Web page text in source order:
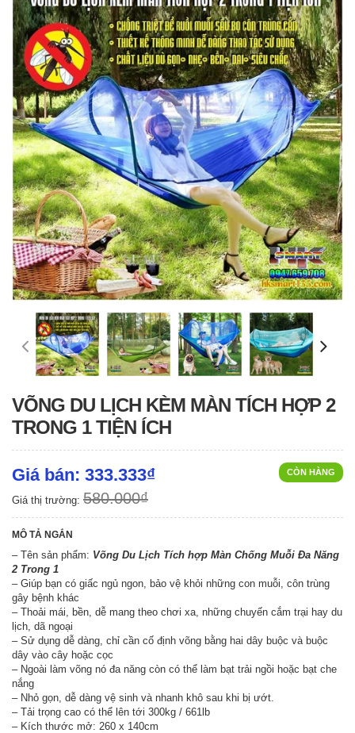
VÕNG DU LỊCH KÈM MÀN TÍCH HỢP 2
TRONG 1 TIỆN ÍCH
CÒN HÀNG
Giá bán: 333.333₫
Giá thị trường: 580.000₫
MÔ TẢ NGẮN
– Tên sản phẩm: Võng Du Lịch Tích hợp Màn Chống Muỗi Đa Năng
2 Trong 1
– Giúp bạn có giấc ngủ ngon, bảo vệ khỏi những con muỗi, côn trùng
gây bệnh khác
– Thoải mái, bền, dễ mang theo chơi xa, những chuyến cắm trại hay du
lịch, dã ngoại
– Sử dụng dễ dàng, chỉ cần cố định võng bằng hai dây buộc và buộc
dây vào cây hoặc cọc
– Ngoài làm võng nó đa năng còn có thể làm bạt trải ngồi hoặc bạt che
nắng
– Nhỏ gọn, dễ dàng vệ sinh và nhanh khô sau khi bị ướt.
– Tải trọng cao có thể lên tới 300kg / 661lb
– Kích thước mở: 260 x 140cm